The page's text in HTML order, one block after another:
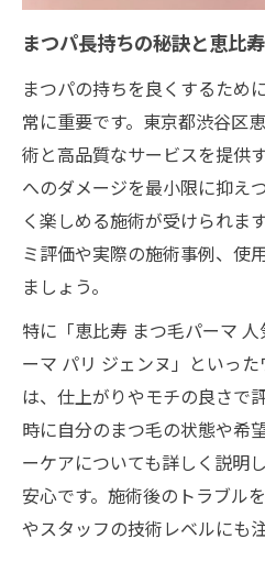
おすすめまつパサロ
トレンド重視派必見の
韓国風まつパが長持
パリジェンヌまつパ
まつパ人気デザイン
まつパトレンドと
コスパ重視で選ぶまつ
安いまつパで長持
コスパ重視のまつ
まつパ長持ちのコ
まつパ回数券やサ
恵比寿南でお得に
美しいカールを保つた
まつパ長持ちの秘訣と恵比
まつパの持ちを良くするため
常に重要です。東京都渋谷区
術と高品質なサービスを提供
へのダメージを最小限に抑え
く楽しめる施術が受けられま
ミ評価や実際の施術事例、使
ましょう。
特に「恵比寿 まつ毛パーマ
ーマ パリ ジェンヌ」といっ
は、仕上がりやモチの良さで
時に自分のまつ毛の状態や希
ーケアについても詳しく説明
安心です。施術後のトラブル
やスタッフの技術レベルにも